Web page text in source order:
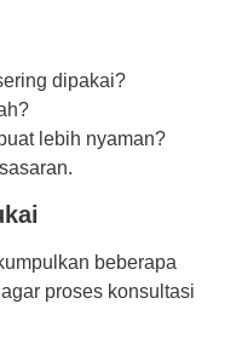
dipakai?
lebih nyaman?
beberapa
proses konsultasi